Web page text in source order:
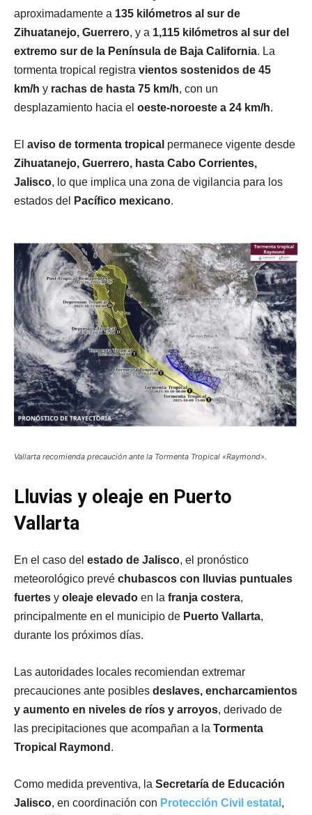
aproximadamente a 135 kilómetros al sur de
Zihuatanejo, Guerrero, y a 1,115 kilómetros al sur del
extremo sur de la Península de Baja California. La
tormenta tropical registra vientos sostenidos de 45
km/h y rachas de hasta 75 km/h, con un
desplazamiento hacia el oeste-noroeste a 24 km/h.
El aviso de tormenta tropical permanece vigente desde
Zihuatanejo, Guerrero, hasta Cabo Corrientes,
Jalisco, lo que implica una zona de vigilancia para los
estados del
Pacífico mexicano.
Vallarta recomienda precaución ante la Tormenta Tropical «Raymond».
Lluvias y oleaje en Puerto
Vallarta
En el caso del estado de Jalisco, el pronóstico
meteorológico prevé chubascos con lluvias puntuales
fuertes y oleaje elevado en la franja costera,
principalmente en el municipio de Puerto Vallarta,
durante los próximos días.
Las autoridades locales recomiendan extremar
precauciones ante posibles deslaves, encharcamientos
y aumento en niveles de ríos y arroyos, derivado de
las precipitaciones que acompañan a la Tormenta
Tropical Raymond .
Como medida preventiva, la Secretaría de Educación
Jalisco, en coordinación con Protección Civil estatal ,